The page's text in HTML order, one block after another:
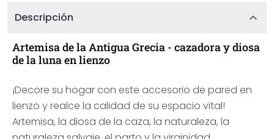
Descripción
Artemisa de la Antigua Grecia - cazadora y diosa
de la luna en lienzo
¡Decore su hogar con este accesorio de pared en
lienzo y realce la calidad de su espacio vital!
Artemisa, la diosa de la caza, la naturaleza, la